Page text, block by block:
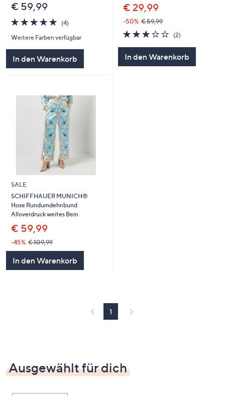
€ 59,99
4.8
von
5
(4)4
Weitere Farben verfügbar
In den Warenkorb
€ 29,99
-50% € 59,99
3.0
von
(2)2
In den Warenkorb
SALE
SCHIFFHAUER MUNICH®
Hose Rundumdehnbund
Alloverdruck weites Bein
€ 59,99
-45% € 109,99
In den Warenkorb
1
Ausgewählt für dich